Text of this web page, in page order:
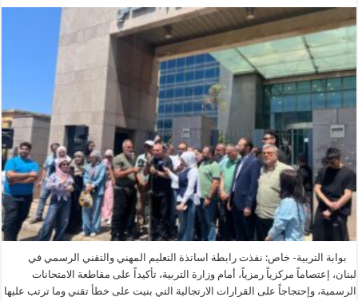
بوابة التربية- خاص: نفذت رابطة اساتذة التعليم المهني والتقني الرسمي في
لبنان، إعتصاماً مركزياً رمزياً، أمام وزارة التربية، تأكيداً على مقاطعة الامتحانات
الرسمية، وإحتجاجاً على القرارات الارتجالية التي بنيت على خطأ تقني وما ترتب عليها